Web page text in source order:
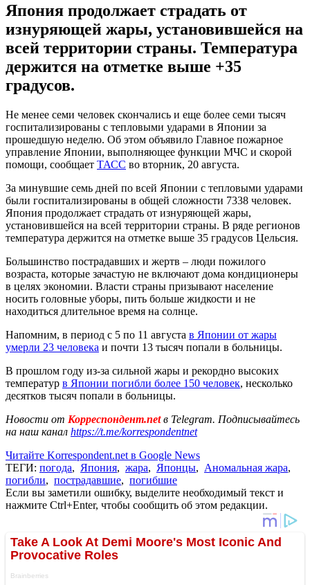
Япония продолжает страдать от
изнуряющей жары, установившейся на
всей территории страны. Температура
держится на отметке выше +35
градусов.
Не менее семи человек скончались и еще более семи тысяч
госпитализированы с тепловыми ударами в Японии за
прошедшую неделю. Об этом объявило Главное пожарное
управление Японии, выполняющее функции МЧС и скорой
помощи, сообщает ТАСС во вторник, 20 августа.
За минувшие семь дней по всей Японии с тепловыми ударами
были госпитализированы в общей сложности 7338 человек.
Япония продолжает страдать от изнуряющей жары,
установившейся на всей территории страны. В ряде регионов
температура держится на отметке выше 35 градусов Цельсия.
Большинство пострадавших и жертв – люди пожилого
возраста, которые зачастую не включают дома кондиционеры
в целях экономии. Власти страны призывают население
носить головные уборы, пить больше жидкости и не
находиться длительное время на солнце.
Напомним, в период с 5 по 11 августа в Японии от жары
умерли 23 человека и почти 13 тысяч попали в больницы.
В прошлом году из-за сильной жары и рекордно высоких
температур в Японии погибли более 150 человек, несколько
десятков тысяч попали в больницы.
Новости от Корреспондент.netв Telegram. Подписывайтесь
на наш канал https://t.me/korrespondentnet
Читайте Korrespondent.net в Google News
ТЕГИ: погода, Япония, жара, Японцы, Аномальная жара,
погибли, пострадавшие, погибшие
Если вы заметили ошибку, выделите необходимый текст и
нажмите Ctrl+Enter, чтобы сообщить об этом редакции.